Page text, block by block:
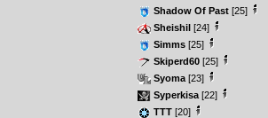
Shadow Of Past [25]
Sheishil [24]
Simms [25]
Skiperd60 [25]
Syoma [23]
Syperkisa [22]
TTT [20]